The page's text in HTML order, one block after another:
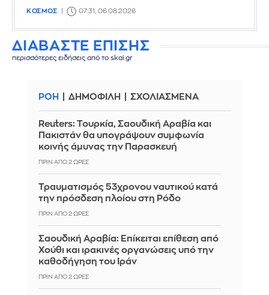
ΚΟΣΜΟΣ 07:31, 06.08.2026
ΔΙΑΒΑΣΤΕ ΕΠΙΣΗΣ
περισσότερες ειδήσεις από το skai.gr
ΡΟΗ ΔΗΜΟΦΙΛΗ ΣΧΟΛΙΑΣΜΕΝΑ
Reuters: Τουρκία, Σαουδική Αραβία και
Πακιστάν θα υπογράψουν συμφωνία
κοινής άμυνας την Παρασκευή
ΠΡΙΝ ΑΠΌ 2 ΏΡΕΣ
Τραυματισμός 53χρονου ναυτικού κατά
την πρόσδεση πλοίου στη Ρόδο
ΠΡΙΝ ΑΠΌ 2 ΏΡΕΣ
Σαουδική Αραβία: Επίκειται επίθεση από
Χούθι και ιρακινές οργανώσεις υπό την
καθοδήγηση του Ιράν
ΠΡΙΝ ΑΠΌ 2 ΏΡΕΣ